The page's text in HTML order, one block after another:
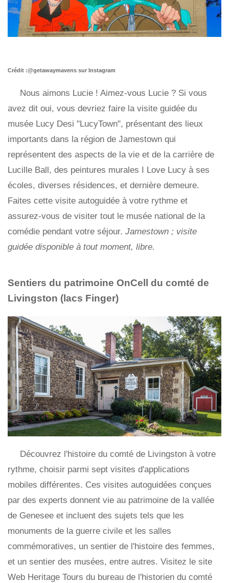
Crédit :@getawaymavens sur Instagram
Nous aimons Lucie ! Aimez-vous Lucie ? Si vous
avez dit oui, vous devriez faire la visite guidée du
musée Lucy Desi "LucyTown", présentant des lieux
importants dans la région de Jamestown qui
représentent des aspects de la vie et de la carrière de
Lucille Ball, des peintures murales I Love Lucy à ses
écoles, diverses résidences, et dernière demeure.
Faites cette visite autoguidée à votre rythme et
assurez-vous de visiter tout le musée national de la
comédie pendant votre séjour. Jamestown ; visite
guidée disponible à tout moment, libre.
Sentiers du patrimoine OnCell du comté de
Livingston (lacs Finger)
Découvrez l'histoire du comté de Livingston à votre
rythme, choisir parmi sept visites d'applications
mobiles différentes. Ces visites autoguidées conçues
par des experts donnent vie au patrimoine de la vallée
de Genesee et incluent des sujets tels que les
monuments de la guerre civile et les salles
commémoratives, un sentier de l'histoire des femmes,
et un sentier des musées, entre autres. Visitez le site
Web Heritage Tours du bureau de l'historien du comté